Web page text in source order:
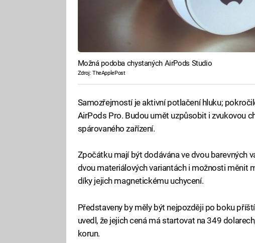
Možná podoba chystaných AirPods Studio
Zdroj: TheApplePost
Samozřejmostí je aktivní potlačení hluku;
AirPods Pro. Budou umět uzpůsobit i zvukovou
spárovaného zařízení.
Zpočátku mají být dodávána ve dvou barevných
dvou materiálových variantách i možnosti měnit
díky jejich magnetickému uchycení.
Představeny by měly být nejpozději po boku
uvedl, že jejich cená má startovat na 349
korun.